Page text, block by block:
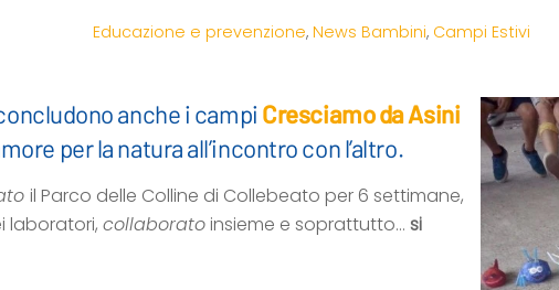
Educazione e prevenzione, News Bambini, Campi Estivi
anche i campi Cresciamo da Asini
perla natura all’incontro con l’altro.
il Parco delle Colline di Collebeato per 6 settimane,
laboratori, collaboratoinsieme e soprattutto… si